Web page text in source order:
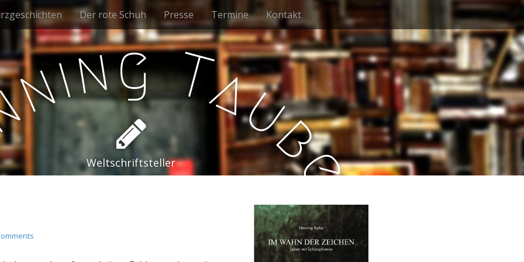
Der rote Schuh Presse Termine Kontakt
n
ing Ta
u
b
e
Weltschriftsteller